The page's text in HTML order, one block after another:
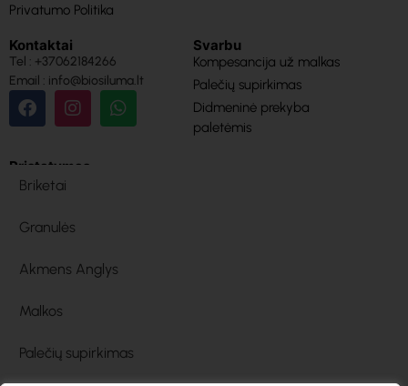
Privatumo Politika
Kontaktai
Tel : +37062184266
Email : info@biosiluma.lt
Svarbu
Kompesancija už malkas
Palečių supirkimas
Didmeninė prekyba
paletėmis
Pristatymas
Briketai
Granulės
Akmens Anglys
Malkos
Palečių supirkimas